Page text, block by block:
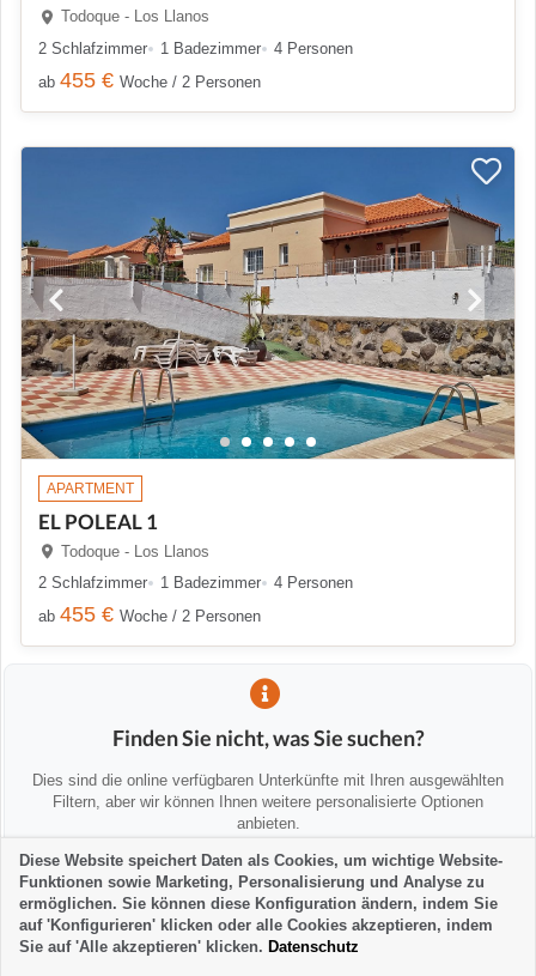
Todoque - Los Llanos
2 Schlafzimmer
1 Badezimmer
4 Personen
ab 455 € Woche / 2 Personen
APARTMENT
EL POLEAL 1
Todoque - Los Llanos
2 Schlafzimmer
1 Badezimmer
4 Personen
ab 455 € Woche / 2 Personen
Finden Sie nicht, was Sie suchen?
Dies sind die online verfügbaren Unterkünfte mit Ihren ausgewählten
Filtern, aber wir können Ihnen weitere personalisierte Optionen
anbieten.
💡 Wir helfen Ihnen persönlich
Kontaktieren Sie uns, um Alternativen zu finden oder Sie zu beraten:
la-palma24@la-palma24.net
Diese Website speichert Daten als Cookies, um wichtige Website-
Funktionen sowie Marketing, Personalisierung und Analyse zu
ermöglichen. Sie können diese Konfiguration ändern, indem Sie
auf 'Konfigurieren' klicken oder alle Cookies akzeptieren, indem
Sie auf 'Alle akzeptieren' klicken. Datenschutz